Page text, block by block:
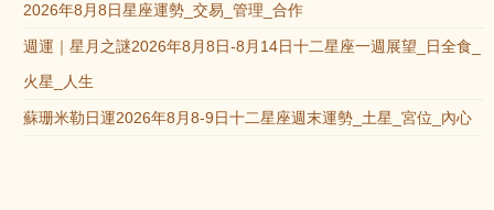
2026年8月8日星座運勢_交易_管理_合作
週運｜星月之謎2026年8月8日-8月14日十二星座一週展望_日全食_
火星_人生
蘇珊米勒日運2026年8月8-9日十二星座週末運勢_土星_宮位_內心